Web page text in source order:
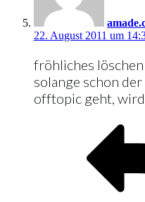
22. August 2011 um
fröhliches löschen
solange schon
offtopic geht,